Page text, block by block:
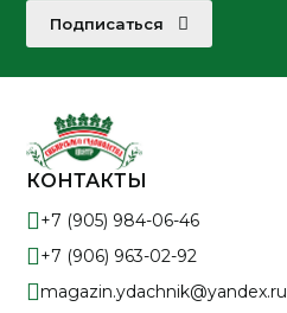
Подписаться
КОНТАКТЫ
+7 (905) 984-06-46
+7 (906) 963-02-92
magazin.ydachnik@yandex.ru